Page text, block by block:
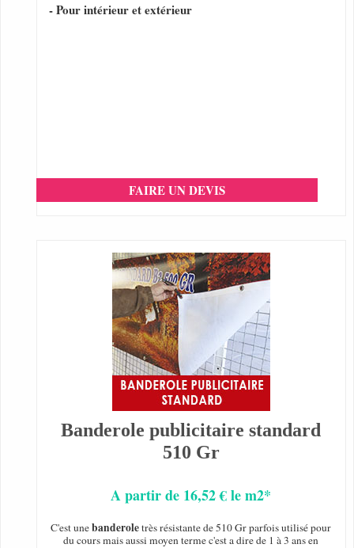
- Pour intérieur et extérieur
FAIRE UN DEVIS
Banderole publicitaire standard
510 Gr
A partir de 16,52 € le m2*
C'est unebanderoletrès résistante de 510 Gr parfois utilisé pour
du cours mais aussi moyen terme c'est a dire de 1 à 3 ans en